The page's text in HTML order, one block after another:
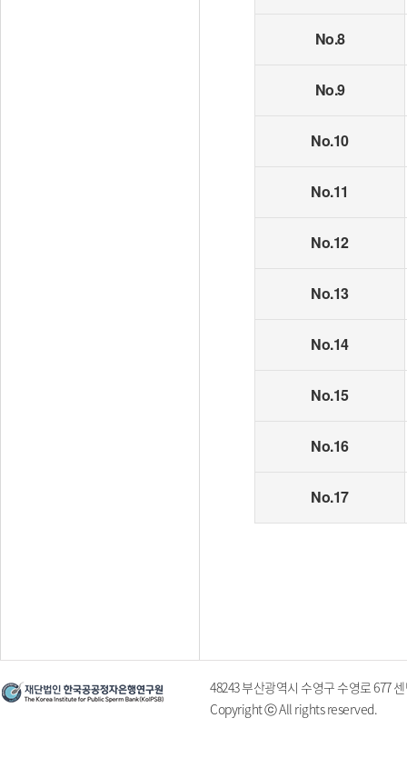
No.8
No.9
No.10
No.11
No.12
No.13
No.14
No.15
No.16
No.17
48243 부산광역시 수영구 수영로 677
Copyright ⓒ All rights reserved.